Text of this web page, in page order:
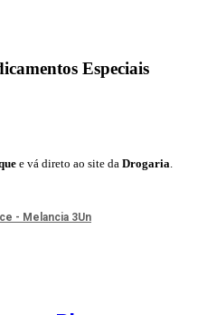
Especiais
e vá direto ao site da Drogaria
- Melancia 3Un